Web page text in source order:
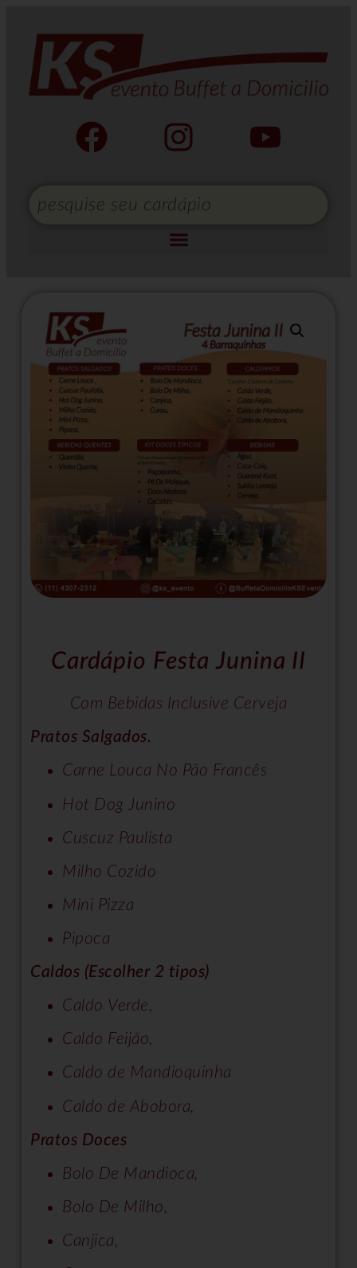
Cardápio Festa Junina II
Com Bebidas Inclusive Cerveja
Pratos Salgados.
Carne Louca No Pão Francês
Hot Dog Junino
Cuscuz Paulista
Milho Cozido
Mini Pizza
Pipoca
Caldos (Escolher 2 tipos)
Caldo Verde,
Caldo Feijão,
Caldo de Mandioquinha
Caldo de Abobora,
Pratos Doces
Bolo De Mandioca,
Bolo De Milho,
Canjica,